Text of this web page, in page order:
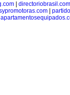
| directoriobrasil.com